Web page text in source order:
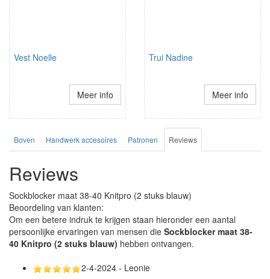
Vest Noelle
Meer info
Trui Nadine
Meer info
Boven Handwerk accesoires Patronen Reviews
Reviews
Sockblocker maat 38-40 Knitpro (2 stuks blauw)
Beoordeling van klanten:
Om een betere indruk te krijgen staan hieronder een aantal
persoonlijke ervaringen van mensen die Sockblocker maat 38-
40 Knitpro (2 stuks blauw) hebben ontvangen.
2-4-2024 - Leonie